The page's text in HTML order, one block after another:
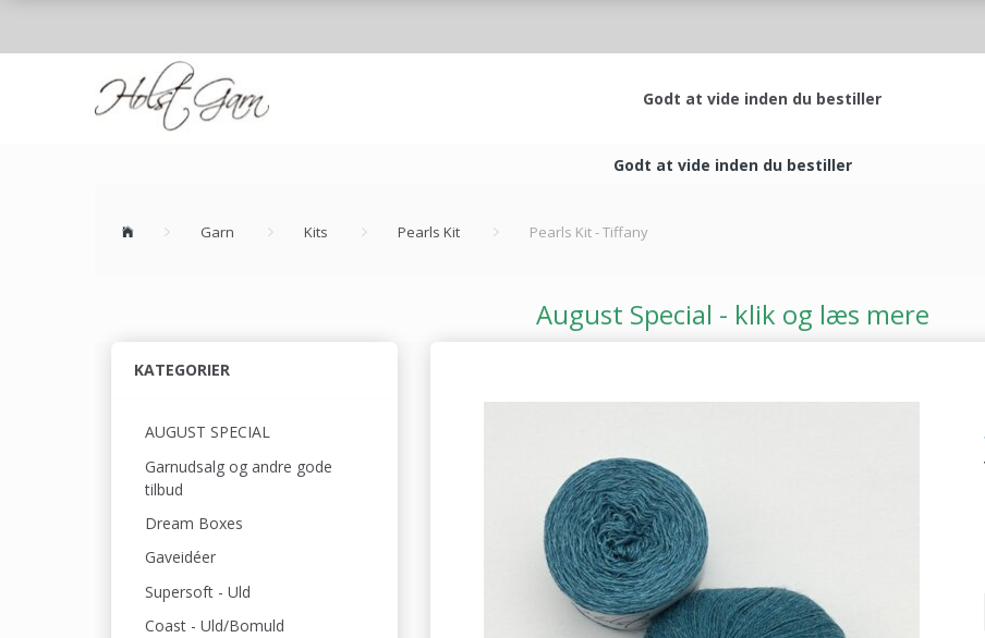
Godt at vide inden du bestiller
Godt at vide inden du bestiller
Garn Kits Pearls Kit Pearls Kit - Tiffany
August Special - klik og læs mere
KATEGORIER
AUGUST SPECIAL
Garnudsalg og andre gode
tilbud
Dream Boxes
Gaveidéer
Supersoft - Uld
Coast - Uld/Bomuld